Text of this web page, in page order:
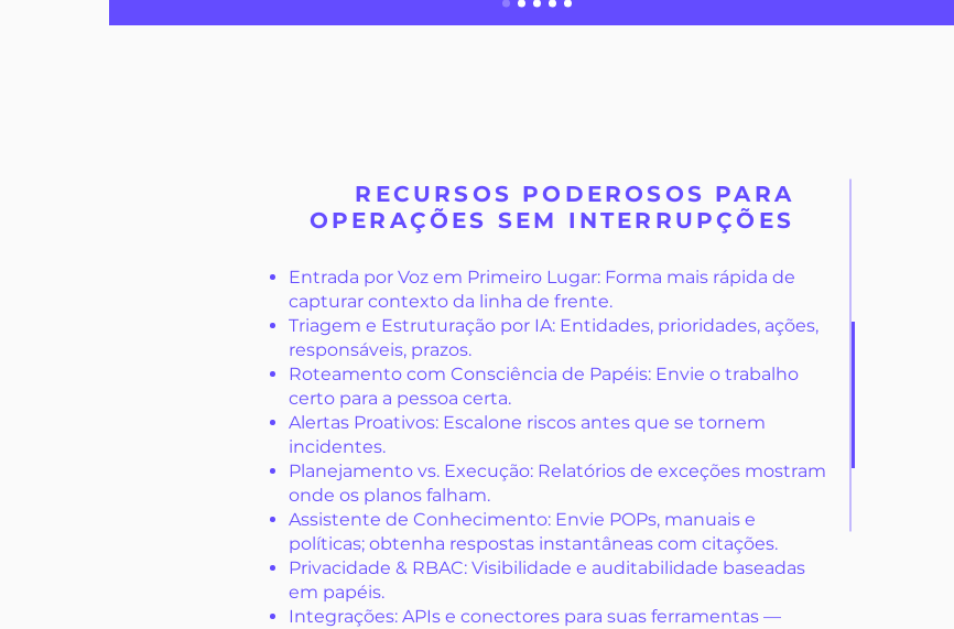
RECURSOS PODEROSOS PARA
OPERAÇÕES SEM INTERRUPÇÕES
Entrada por Voz em Primeiro Lugar: Forma mais rápida de
capturar contexto da linha de frente.
Triagem e Estruturação por IA: Entidades, prioridades, ações,
responsáveis, prazos.
Roteamento com Consciência de Papéis: Envie o trabalho
certo para a pessoa certa.
Alertas Proativos: Escalone riscos antes que se tornem
incidentes.
Planejamento vs. Execução: Relatórios de exceções mostram
onde os planos falham.
Assistente de Conhecimento: Envie POPs, manuais e
políticas; obtenha respostas instantâneas com citações.
Privacidade & RBAC: Visibilidade e auditabilidade baseadas
em papéis.
Integrações: APIs e conectores para suas ferramentas —